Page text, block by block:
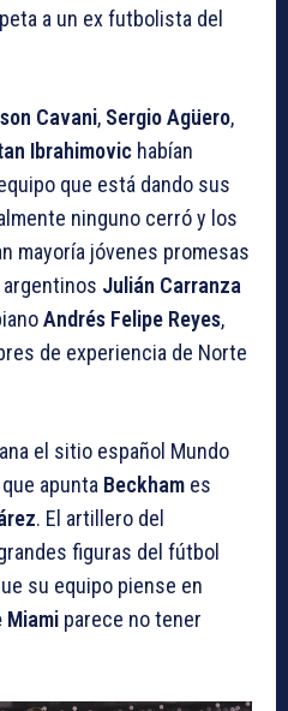
a un ex futbolista del
Cavani, Sergio Agüero,
Ibrahimovic habían
que está dando sus
ninguno cerró y los
mayoría jóvenes promesas
Julián Carranza
Andrés Felipe Reyes,
de experiencia de Norte
el sitio español Mundo
apunta Beckham es
. El artillero del
figuras del fútbol
su equipo piense en
Miami parece no tener